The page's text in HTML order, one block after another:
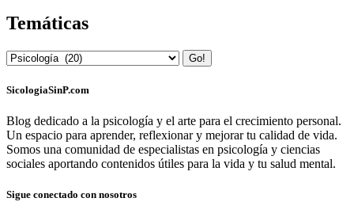
Temáticas
Go!
SicologiaSinP.com
Blog dedicado a la psicología y el arte para el crecimiento personal.
Un espacio para aprender, reflexionar y mejorar tu calidad de vida.
Somos una comunidad de especialistas en psicología y ciencias
sociales aportando contenidos útiles para la vida y tu salud mental.
Sigue conectado con nosotros